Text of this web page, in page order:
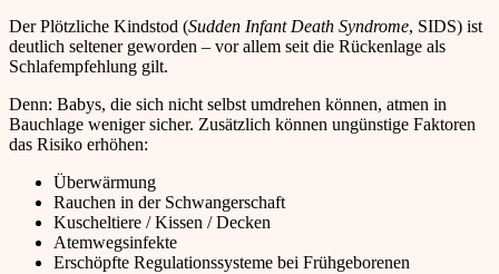
Der Plötzliche Kindstod (Sudden Infant Death Syndrome, SIDS) ist
deutlich seltener geworden – vor allem seit die Rückenlage als
Schlafempfehlung gilt.
Denn: Babys, die sich nicht selbst umdrehen können, atmen in
Bauchlage weniger sicher. Zusätzlich können ungünstige Faktoren
das Risiko erhöhen:
Überwärmung
Rauchen in der Schwangerschaft
Kuscheltiere / Kissen / Decken
Atemwegsinfekte
Erschöpfte Regulationssysteme bei Frühgeborenen